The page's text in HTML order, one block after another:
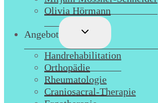
Olivia Hörmann
Angebot
Untermenü
umschalten
Handrehabilitation
Orthopädie
Rheumatologie
Craniosacral-Therapie